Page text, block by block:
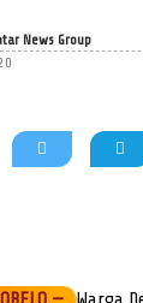
News Group